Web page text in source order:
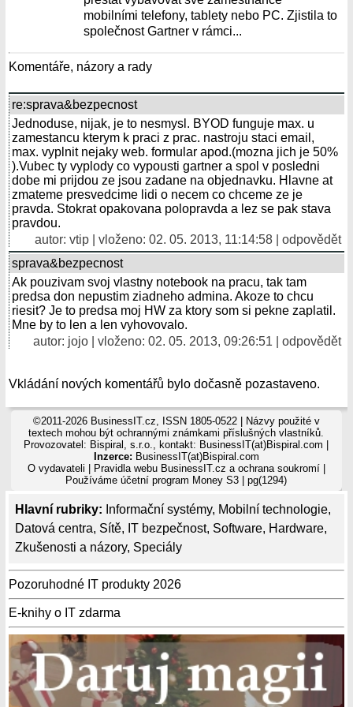
Hlavní rubriky: Informační systémy, Mobilní technologie,
Datová centra, Sítě, IT bezpečnost, Software, Hardware,
Zkušenosti a názory, Speciály
Pozoruhodné IT produkty 2026
E-knihy o IT zdarma
mobilními telefony, tablety nebo PC. Zjistila to
společnost Gartner v rámci...
Komentáře, názory a rady
re:sprava&bezpecnost
Jednoduse, nijak, je to nesmysl. BYOD funguje max. u
zamestancu kterym k praci z prac. nastroju staci email,
max. vyplnit nejaky web. formular apod.(mozna jich je 50%
).Vubec ty vyplody co vypousti gartner a spol v posledni
dobe mi prijdou ze jsou zadane na objednavku. Hlavne at
zmateme presvedcime lidi o necem co chceme ze je
pravda. Stokrat opakovana polopravda a lez se pak stava
pravdou.
autor: vtip | vloženo: 02. 05. 2013, 11:14:58 | odpovědět
sprava&bezpecnost
Ak pouzivam svoj vlastny notebook na pracu, tak tam
predsa don nepustim ziadneho admina. Akoze to chcu
riesit? Je to predsa moj HW za ktory som si pekne zaplatil.
Mne by to len a len vyhovovalo.
autor: jojo | vloženo: 02. 05. 2013, 09:26:51 | odpovědět
Vkládání nových komentářů bylo dočasně pozastaveno.
©2011-2026 BusinessIT.cz, ISSN 1805-0522 | Názvy použité v
textech mohou být ochrannými známkami příslušných vlastníků.
Provozovatel: Bispiral, s.r.o., kontakt: BusinessIT(at)Bispiral.com |
Inzerce: BusinessIT(at)Bispiral.com
O vydavateli
Pravidla webu BusinessIT.cz a ochrana soukromí|
Používámeúčetní program Money S3 | pg(1294)